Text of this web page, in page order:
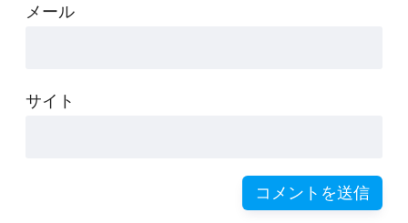
メール
サイト